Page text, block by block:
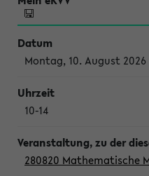
Montag, 10. August 2026
10-14
280820 Mathematische